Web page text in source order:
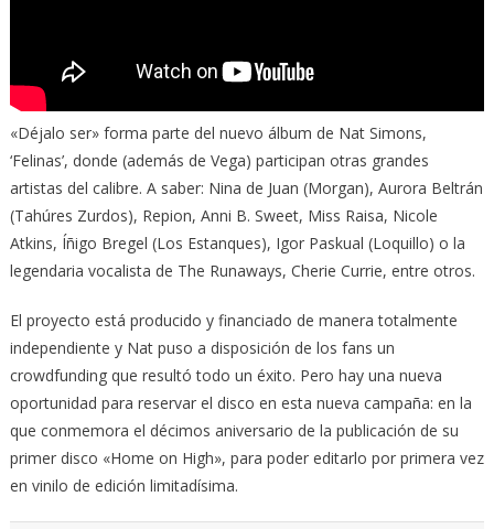
«Déjalo ser» forma parte del nuevo álbum de Nat Simons,
‘Felinas’, donde (además de Vega) participan otras grandes
artistas del calibre. A saber: Nina de Juan (Morgan), Aurora Beltrán
(Tahúres Zurdos), Repion, Anni B. Sweet, Miss Raisa, Nicole
Atkins, Íñigo Bregel (Los Estanques), Igor Paskual (Loquillo) o la
legendaria vocalista de The Runaways, Cherie Currie, entre otros.
El proyecto está producido y financiado de manera totalmente
independiente y Nat puso a disposición de los fans un
crowdfunding que resultó todo un éxito. Pero hay una nueva
oportunidad para reservar el disco en esta nueva campaña: en la
que conmemora el décimos aniversario de la publicación de su
primer disco «Home on High», para poder editarlo por primera vez
en vinilo de edición limitadísima.